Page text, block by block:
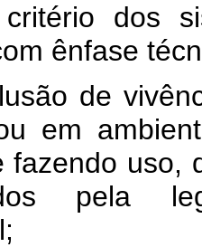
dos
ênfase
de
em
fazendo uso,
pela